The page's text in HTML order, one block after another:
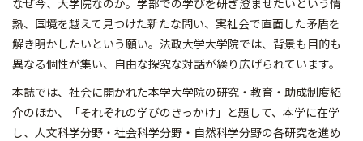
熱、国境を越えて見つけた新たな問い、実社会で直面した矛盾を
解き明かしたいという願い――。法政大学大学院では、背景も目的も
異なる個性が集い、自由な探究な対話が繰り広げられています。
本誌では、社会に開かれた本学大学院の研究・教育・助成制度紹
介のほか、「それぞれの学びのきっかけ」と題して、本学に在学
し、人文科学分野・社会科学分野・自然科学分野の各研究を進め